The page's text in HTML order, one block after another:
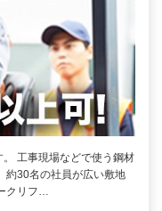
工事現場などで使う鋼材
約30名の社員が広い敷地
クリフ…